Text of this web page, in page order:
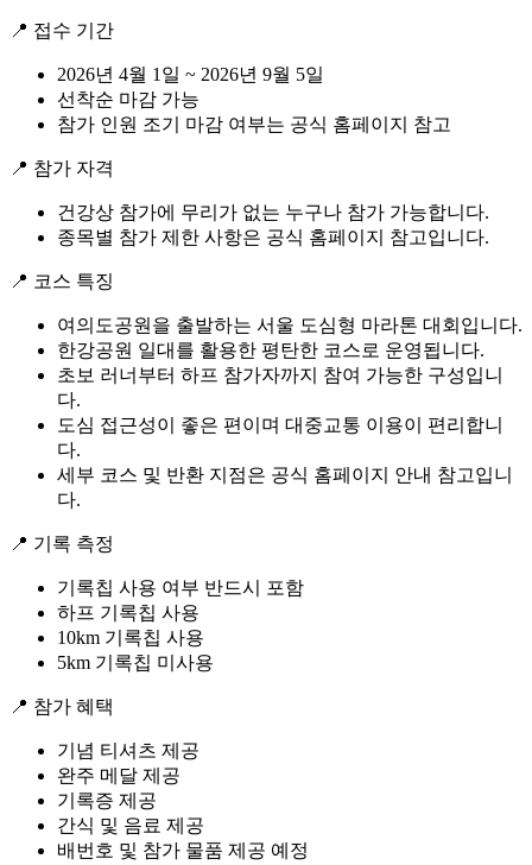
📍 접수 기간
2026년 4월 1일 ~ 2026년 9월 5일
선착순 마감 가능
참가 인원 조기 마감 여부는 공식 홈페이지 참고
📍 참가 자격
건강상 참가에 무리가 없는 누구나 참가 가능합니다.
종목별 참가 제한 사항은 공식 홈페이지 참고입니다.
📍 코스 특징
여의도공원을 출발하는 서울 도심형 마라톤 대회입니다.
한강공원 일대를 활용한 평탄한 코스로 운영됩니다.
초보 러너부터 하프 참가자까지 참여 가능한 구성입니
다.
도심 접근성이 좋은 편이며 대중교통 이용이 편리합니
다.
세부 코스 및 반환 지점은 공식 홈페이지 안내 참고입니
다.
📍 기록 측정
기록칩 사용 여부 반드시 포함
하프 기록칩 사용
10km 기록칩 사용
5km 기록칩 미사용
📍 참가 혜택
기념 티셔츠 제공
완주 메달 제공
기록증 제공
간식 및 음료 제공
배번호 및 참가 물품 제공 예정